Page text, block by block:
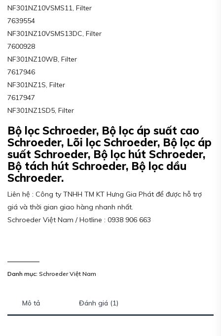
NF301NZ10VSMS11, Filter
7639554
NF301NZ10VSMS13DC, Filter
7600928
NF301NZ10WB, Filter
7617946
NF301NZ1S, Filter
7617947
NF301NZ1SD5, Filter
Bộ lọc Schroeder, Bộ lọc áp suất cao
Schroeder, Lõi lọc Schroeder, Bộ lọc áp
suất Schroeder, Bộ lọc hút Schroeder,
Bộ tách hút Schroeder, Bộ lọc dầu
Schroeder.
Liên hệ : Công ty TNHH TM KT Hưng Gia Phát để được hỗ trợ
giá và thời gian giao hàng nhanh nhất.
Schroeder Việt Nam / Hotline : 0938 906 663
Danh mục: Schroeder Việt Nam
Mô tả Đánh giá (1)